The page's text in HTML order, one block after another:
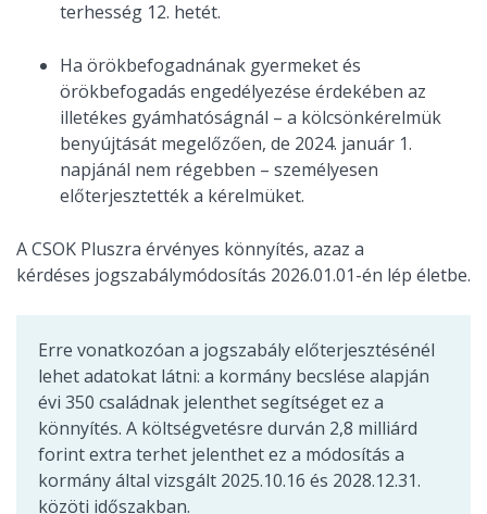
terhesség 12. hetét.
Ha örökbefogadnának gyermeket és
örökbefogadás engedélyezése érdekében az
illetékes gyámhatóságnál – a kölcsönkérelmük
benyújtását megelőzően, de 2024. január 1.
napjánál nem régebben – személyesen
előterjesztették a kérelmüket.
A CSOK Pluszra érvényes könnyítés, azaz a
kérdéses jogszabálymódosítás 2026.01.01-én lép életbe.
Erre vonatkozóan a jogszabály előterjesztésénél
lehet adatokat látni: a kormány becslése alapján
évi 350 családnak jelenthet segítséget ez a
könnyítés. A költségvetésre durván 2,8 milliárd
forint extra terhet jelenthet ez a módosítás a
kormány által vizsgált 2025.10.16 és 2028.12.31.
közöti időszakban.